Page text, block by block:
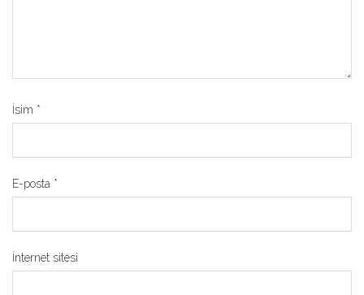
İsim *
E-posta *
İnternet sitesi